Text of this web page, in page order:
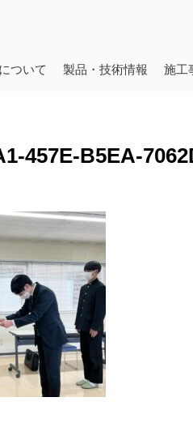
ついて 製品・技術情報 施工
457E-B5EA-